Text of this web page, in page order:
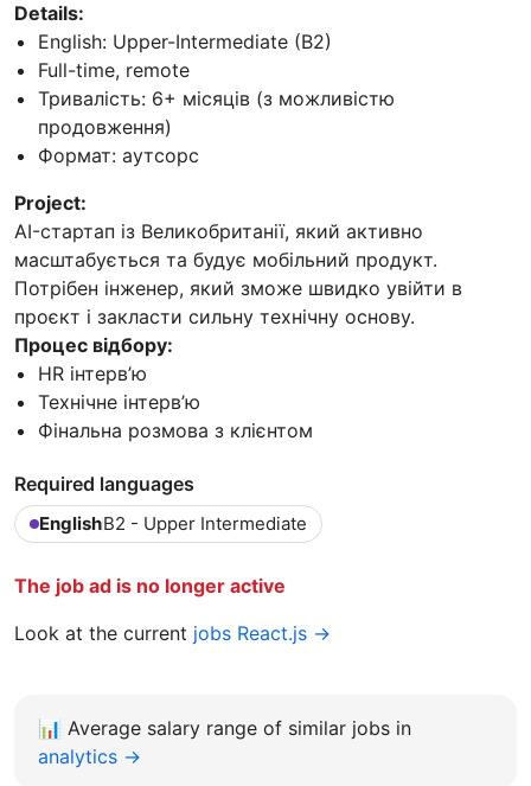
Details:
English: Upper-Intermediate (B2)
Full-time, remote
Тривалість: 6+ місяців (з можливістю
продовження)
Формат: аутсорс
Project:
AI-стартап із Великобританії, який активно
масштабується та будує мобільний продукт.
Потрібен інженер, який зможе швидко увійти в
проєкт і закласти сильну технічну основу.
Процес відбору:
HR інтерв’ю
Технічне інтерв’ю
Фінальна розмова з клієнтом
Required languages
EnglishB2 - Upper Intermediate
The job ad is no longer active
Look at the current jobs React.js →
📊 Average salary range of similar jobs in
analytics →